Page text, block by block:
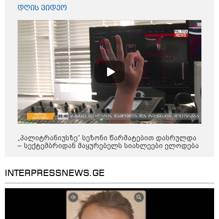
რას აცხადებს ირაკლი კობახიძე
გათიშვასთან დაკავშირებით?
19:32 / 08-08-2026
"სიმბოლურია, რომ კობახიძის
მოღალატეობრივი განცხადება
დღის ვიდეო
„პალიტრანიუსზე“ სეზონი წარმატებით დასრულდა
– სექტემბრიდან მაყურებელს სიახლეები ელოდება
INTERPRESSNEWS.GE